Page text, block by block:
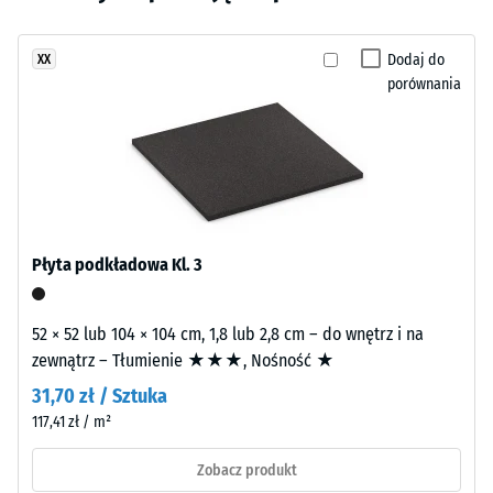
wielotonową
kompozycję.
charakter.
Składniki
budowa
Wyrób
godzinach
odciążenia
kg/m³
Tłumienie
wstrząsów,
drgań i
dźwięków
uderzeniowych
– Wartość
skali 2 =
jeszcze
żadnego
Dodaj do
porównania
XX
Płyta podkładowa Kl. 3
52 × 52 lub 104 × 104 cm, 1,8 lub 2,8 cm – do wnętrz i na
zewnątrz – Tłumienie ★★★, Nośność ★
31,70 zł / Sztuka
117,41 zł / m²
Zobacz produkt